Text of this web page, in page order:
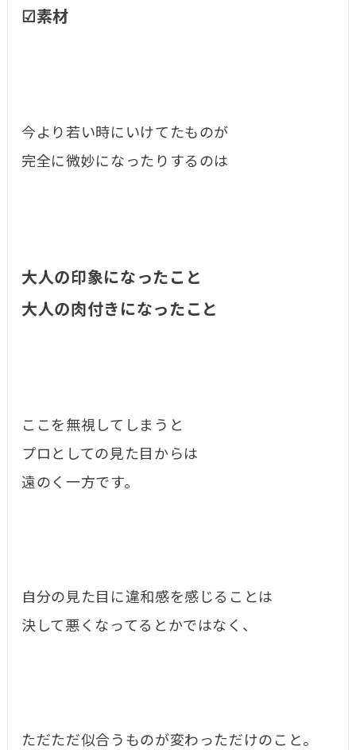
☑素材
今より若い時にいけてたものが
完全に微妙になったりするのは
大人の印象になったこと
大人の肉付きになったこと
ここを無視してしまうと
プロとしての見た目からは
遠のく一方です。
自分の見た目に違和感を感じることは
決して悪くなってるとかではなく、
ただただ似合うものが変わっただけのこと。